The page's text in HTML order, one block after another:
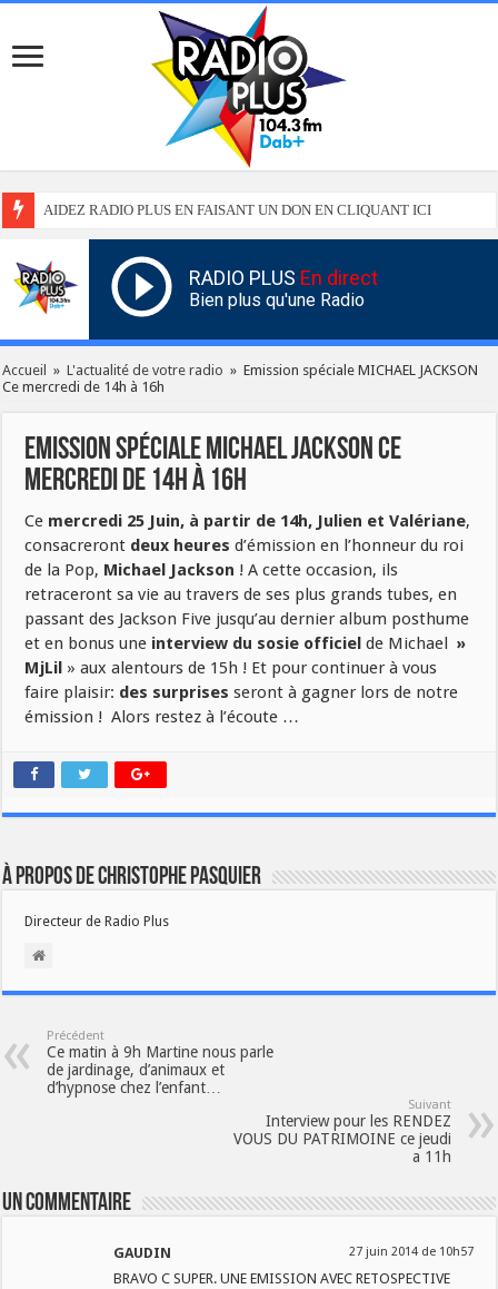
AIDEZ RADIO PLUS EN FAISANT UN DON EN CLIQUANT ICI
RADIO PLUS En direct
Bien plus qu'une Radio
Accueil » L'actualité de votre radio » Emission spéciale MICHAEL JACKSON
Ce mercredi de 14h à 16h
Emission spéciale MICHAEL JACKSON Ce
mercredi de 14h à 16h
Ce mercredi 25 Juin, à partir de 14h, Julien et Valériane,
consacreront deux heures d’émission en l’honneur du roi
de la Pop, Michael Jackson ! A cette occasion, ils
retraceront sa vie au travers de ses plus grands tubes, en
passant des Jackson Five jusqu’au dernier album posthume
et en bonus une interview du sosie officiel de Michael
»
MjLil » aux alentours de 15h ! Et pour continuer à vous
faire plaisir: des surprises seront à gagner lors de notre
émission ! Alors restez à l’écoute …
À propos de Christophe PASQUIER
Directeur de Radio Plus
Précédent
Ce matin à 9h Martine nous parle
de jardinage, d’animaux et
d’hypnose chez l’enfant…
Suivant
Interview pour les RENDEZ
VOUS DU PATRIMOINE ce jeudi
a 11h
Un commentaire
GAUDIN 27 juin 2014 de 10h57
BRAVO C SUPER. UNE EMISSION AVEC RETOSPECTIVE